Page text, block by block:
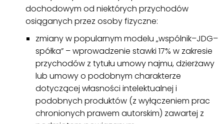
dochodowym od niektórych przychodów
osiąganych przez osoby fizyczne:
zmiany w popularnym modelu „wspólnik–JDG–
spółka” – wprowadzenie stawki 17% w zakresie
przychodów z tytułu umowy najmu, dzierżawy
lub umowy o podobnym charakterze
dotyczącej własności intelektualnej i
podobnych produktów (z wyłączeniem prac
chronionych prawem autorskim) zawartej z